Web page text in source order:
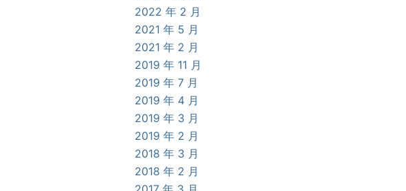
2022 年 2 月
2021 年 5 月
2021 年 2 月
2019 年 11 月
2019 年 7 月
2019 年 4 月
2019 年 3 月
2019 年 2 月
2018 年 3 月
2018 年 2 月